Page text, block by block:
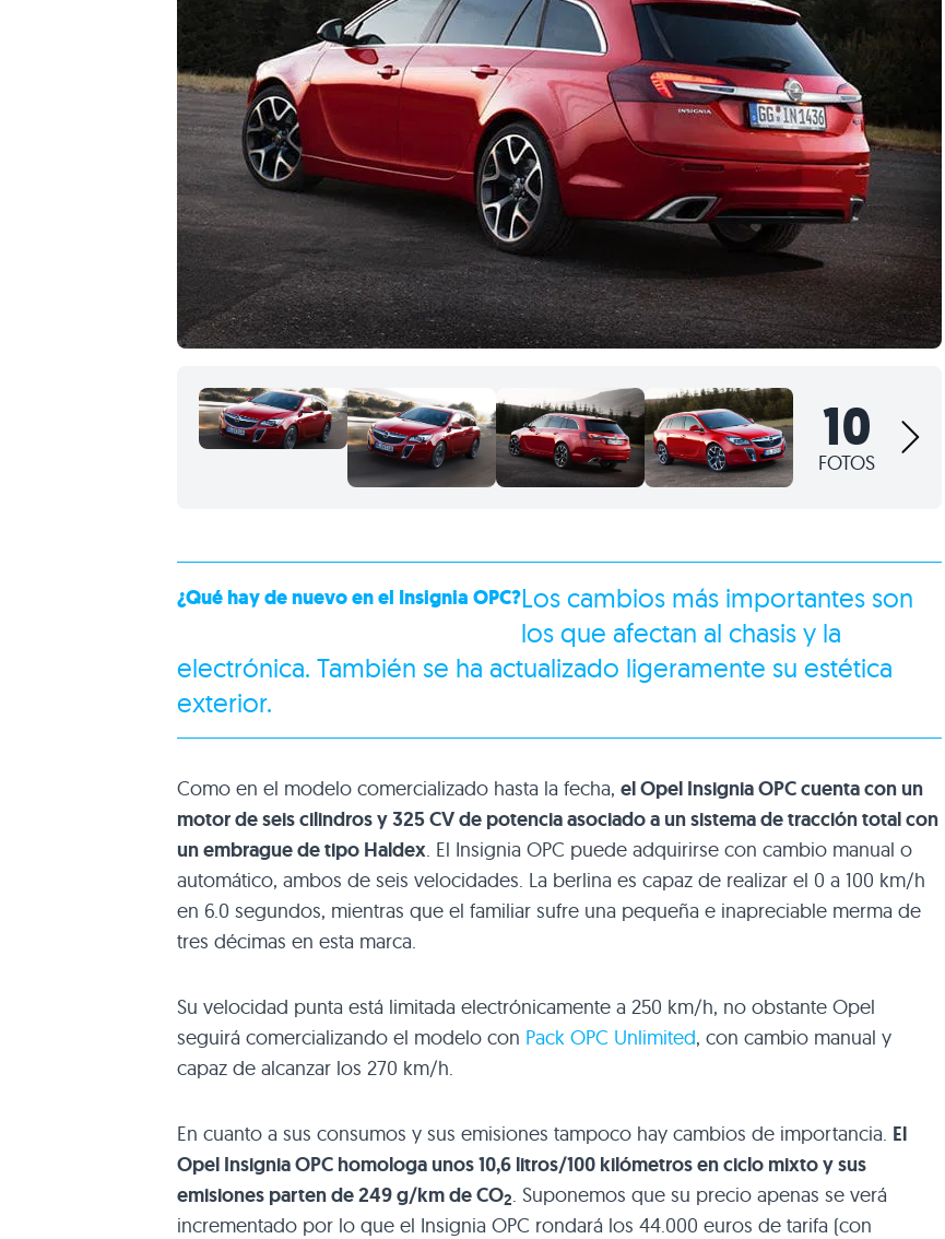
10
FOTOS
¿Qué hay de nuevo en el Insignia OPC?Los cambios más importantes son
los que afectan al chasis y la
electrónica. También se ha actualizado ligeramente su estética
exterior.
Como en el modelo comercializado hasta la fecha, el Opel InsigniaOPCcuenta con un
motor de seis cilindros y 325 CV de potencia asociado a un sistema de tracción total con
un embrague de tipo Haldex . El Insignia OPC puede adquirirse con cambio manual o
automático, ambos de seis velocidades. La berlina es capaz de realizar el 0 a 100 km/h
en 6.0 segundos, mientras que el familiar sufre una pequeña e inapreciable merma de
tres décimas en esta marca.
Su velocidad punta está limitada electrónicamente a 250 km/h, no obstante Opel
seguirá comercializando el modelo con Pack OPC Unlimited, con cambio manual y
capaz de alcanzar los 270 km/h.
En cuanto a sus consumos y sus emisiones tampoco hay cambios de importancia. El
Opel InsigniaOPC homologa unos 10,6 litros/100 kilómetros en ciclo mixto y sus
emisiones parten de 249 g/km de CO2 . Suponemos que su precio apenas se verá
incrementado por lo que el Insignia OPC rondará los 44.000 euros de tarifa (con